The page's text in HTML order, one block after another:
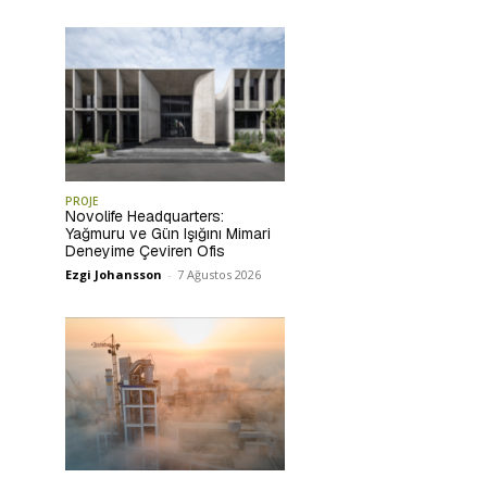
PROJE
Novolife Headquarters:
Yağmuru ve Gün Işığını Mimari
Deneyime Çeviren Ofis
Ezgi Johansson - 7 Ağustos 2026